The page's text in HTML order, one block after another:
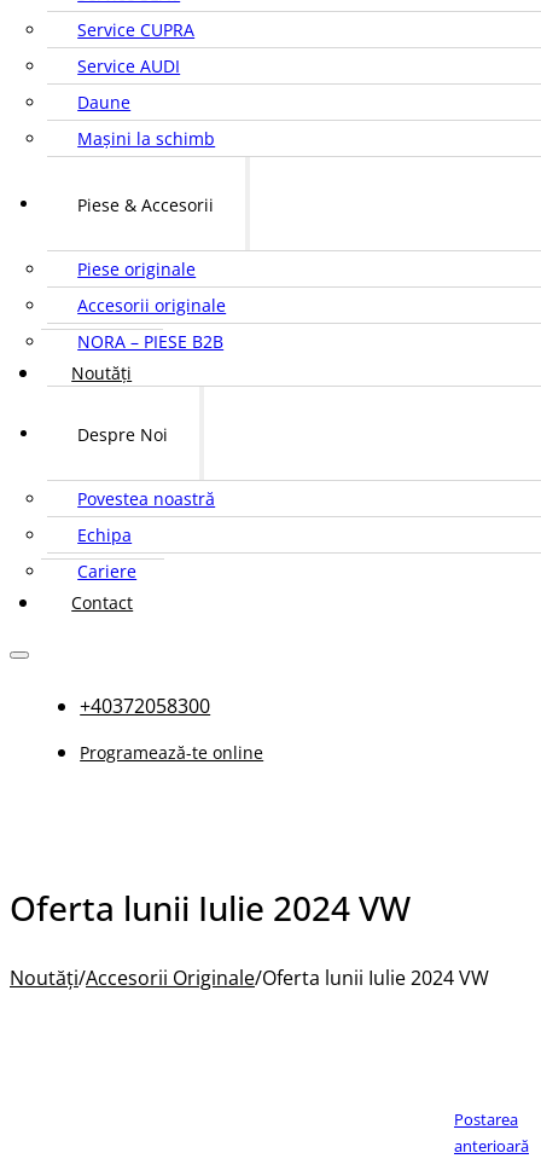
Service CUPRA
Service AUDI
Daune
Mașini la schimb
Piese & Accesorii
Piese originale
Accesorii originale
NORA – PIESE B2B
Noutăți
Despre Noi
Povestea noastră
Echipa
Cariere
Contact
+40372058300
Programează-te online
Oferta lunii Iulie 2024 VW
Noutăți/Accesorii Originale/Oferta lunii Iulie 2024 VW
Postarea
anterioară